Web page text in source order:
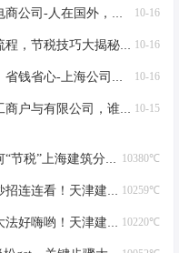
10-16
能在上海注册一家电商公司
10-16
-上海注册公司需要的材料及流程
10-16
海公司注册需要哪些材料
10-15
钱？-上海记账报税需要多少费用？
10380℃
海建筑分包纳税优化
10259℃
筑产业园总包资质节税优化
10220℃
筑产业园总包资质节税优化